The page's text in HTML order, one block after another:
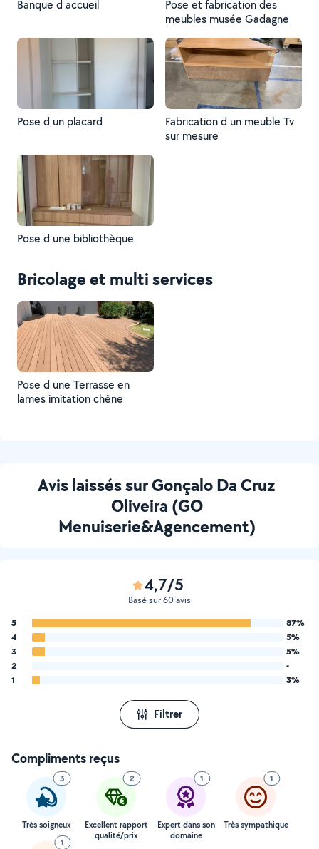
Banque d accueil
Pose et fabrication des
meubles musée Gadagne
Pose d un placard
Fabrication d un meuble Tv
sur mesure
Pose d une bibliothèque
Bricolage et multi services
Pose d une Terrasse en
lames imitation chêne
Avis laissés sur Gonçalo Da Cruz
Oliveira (GO
Menuiserie&Agencement)
4,7/5
Basé sur 60 avis
5
87%
4
5%
3
5%
2
-
1
3%
Filtrer
Compliments reçus
3
Très soigneux
2
Excellent rapport
qualité/prix
1
Expert dans son
domaine
1
Très sympathique
1